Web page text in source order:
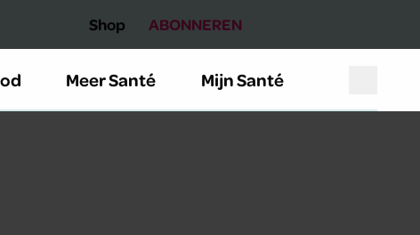
Shop ABONNEREN
Meer Santé Mijn Santé